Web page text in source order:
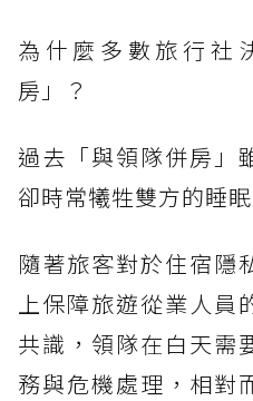
為什麼多數旅行社
房」？
過去「與領隊併房」
卻時常犧牲雙方的睡眠
隨著旅客對於住宿隱
上保障旅遊從業人員
共識，領隊在白天需
務與危機處理，相對